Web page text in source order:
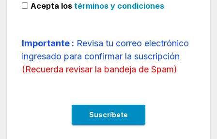
Acepta los términos y condiciones
Importante : Revisa tu correo electrónico
ingresado para confirmar la suscripción
(Recuerda revisar la bandeja de Spam)